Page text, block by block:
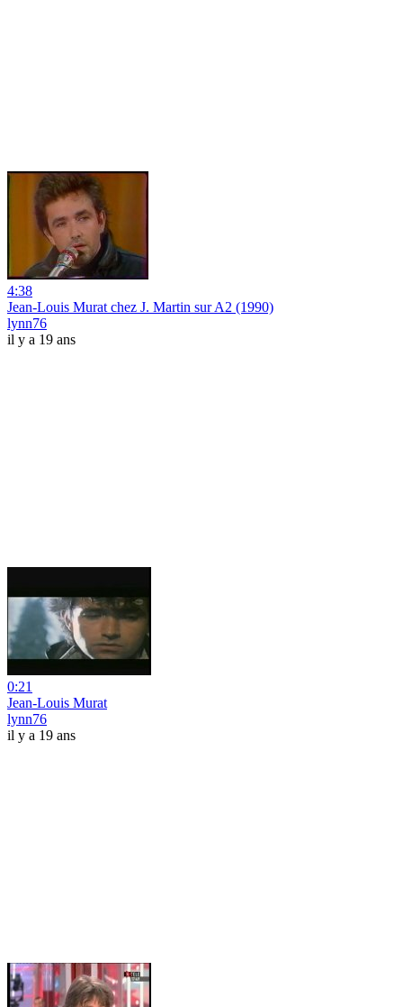
4:38
Jean-Louis Murat chez J. Martin sur A2 (1990)
lynn76
il y a 19 ans
0:21
Jean-Louis Murat
lynn76
il y a 19 ans